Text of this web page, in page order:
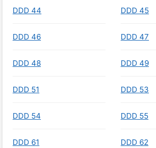
DDD 44 DDD 45
DDD 46 DDD 47
DDD 48 DDD 49
DDD 51 DDD 53
DDD 54 DDD 55
DDD 61 DDD 62